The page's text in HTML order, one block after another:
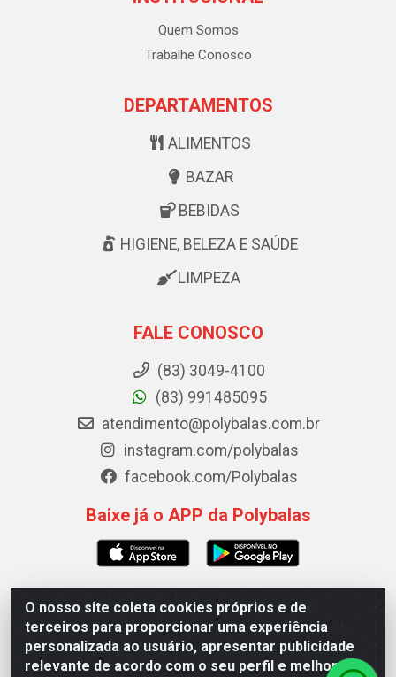
O nosso site coleta cookies próprios e de
terceiros para proporcionar uma experiência
personalizada ao usuário, apresentar publicidade
relevante de acordo com o seu perfil e melhorar a
Quem Somos
Trabalhe Conosco
DEPARTAMENTOS
ALIMENTOS
BAZAR
BEBIDAS
HIGIENE, BELEZA E SAÚDE
LIMPEZA
FALE CONOSCO
(83) 3049-4100
(83) 991485095
atendimento@polybalas.com.br
instagram.com/polybalas
facebook.com/Polybalas
Baixe já o APP da Polybalas
Polybalas - Rua João Miguel de Souza, 173 Galpão B -
Ernesto Geisel, João Pessoa/PB - CEP 58.075-075 - CNPJ
00.909.327/0002-61